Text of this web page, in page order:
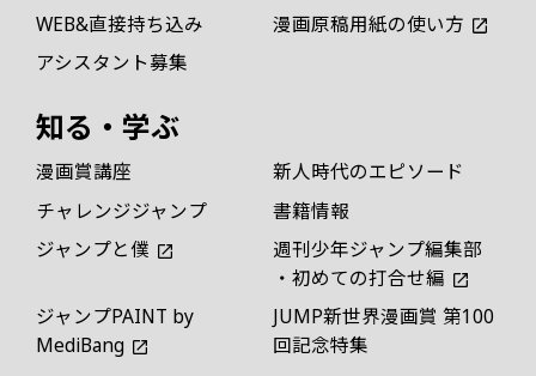
WEB&直接持ち込み
漫画原稿用紙の使い方
アシスタント募集
知る・学ぶ
漫画賞講座
新人時代のエピソード
チャレンジジャンプ
書籍情報
ジャンプと僕
週刊少年ジャンプ編集部
・初めての打合せ編
ジャンプPAINT by
MediBang
JUMP新世界漫画賞 第100
回記念特集